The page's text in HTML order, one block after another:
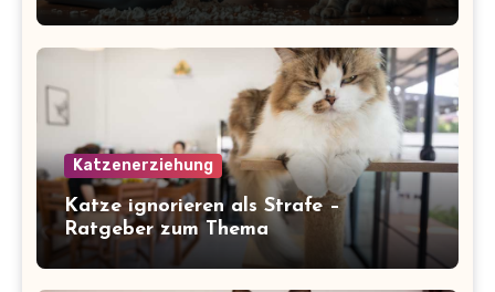
Katzenerziehung
Katze ignorieren als Strafe –
Ratgeber zum Thema